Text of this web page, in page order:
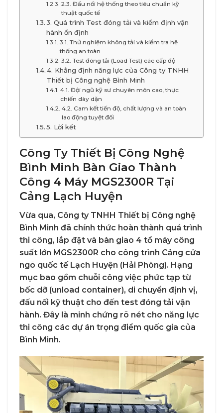
2.3. Đấu nối hệ thống theo tiêu chuẩn kỹ
thuật quốc tế
3. Quá trình Test đóng tải và kiểm định vận
hành ổn định
3.1. Thử nghiệm không tải và kiểm tra hệ
thống an toàn
3.2. Test đóng tải (Load Test) các cấp độ
4. Khẳng định năng lực của Công ty TNHH
Thiết bị Công nghệ Bình Minh
4.1. Đội ngũ kỹ sư chuyên môn cao, thực
chiến dày dặn
4.2. Cam kết tiến độ, chất lượng và an toàn
lao động tuyệt đối
5. Lời kết
Công Ty Thiết Bị Công Nghệ
Bình Minh Bàn Giao Thành
Công 4 Máy MGS2300R Tại
Cảng Lạch Huyện
Vừa qua, Công ty TNHH Thiết bị Công nghệ
Bình Minh đã chính thức hoàn thành quá trình
thi công, lắp đặt và bàn giao 4 tổ máy công
suất lớn MGS2300R cho công trình Cảng cửa
ngõ quốc tế Lạch Huyện (Hải Phòng). Hạng
mục bao gồm chuỗi công việc phức tạp từ
bốc dỡ (unload container), di chuyển định vị,
đấu nối kỹ thuật cho đến test đóng tải vận
hành. Đây là minh chứng rõ nét cho năng lực
thi công các dự án trọng điểm quốc gia của
Bình Minh.